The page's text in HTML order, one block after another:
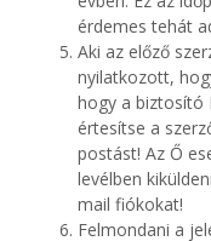
érdemes tehát
Aki az előző
nyilatkozott,
hogy a biztosító
értesítse a
postást! Az Ő
levélben
mail fiókokat!
Felmondani a